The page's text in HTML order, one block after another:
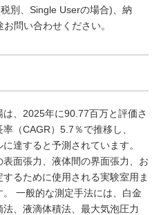
別、Single Userの場合)、納
問い合わせください。
、2025年に90.77百万と評価さ
（CAGR）5.7％で推移し、
達すると予測されています。
面張力、液体間の界面張力、お
るために使用される実験室用ま
一般的な測定手法には、白金
、液滴体積法、最大気泡圧力